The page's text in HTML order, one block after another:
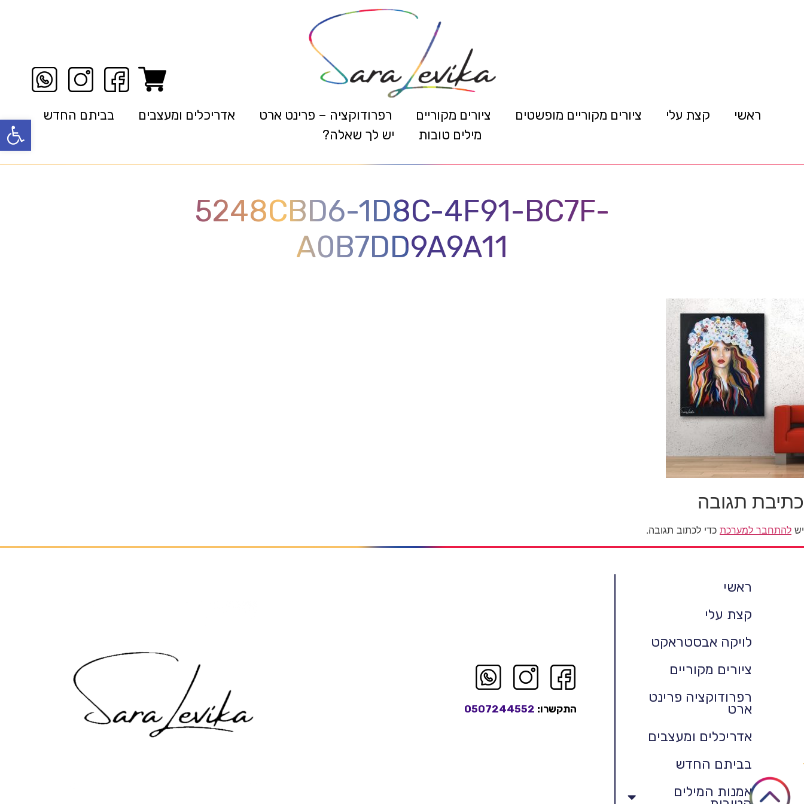
פתח ראשי קצת עלי ציורים מקוריים מופשטים ציורים מקוריים רפרודוקציה – פרינט ארט אדריכלים ומעצבים
בביתם החדש
מילים טובות
יש לך שאלה?
5248CBD6-1D8C-4F91-BC7F-
A0B7DD9A9A11
כתיבת תגובה
יש להתחבר למערכת כדי לכתוב תגובה.
ראשי
קצת עלי
לויקה אבסטראקט
ציורים מקוריים
רפרודוקציה פרינט
ארט
אדריכלים ומעצבים
בביתם החדש
אמנות המילים
התקשרו: 0507244552